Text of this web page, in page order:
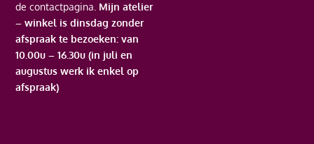
de contactpagina. Mijn atelier
– winkel is dinsdag zonder
afspraak te bezoeken: van
10.00u – 16.30u (in juli en
augustus werk ik enkel op
afspraak)